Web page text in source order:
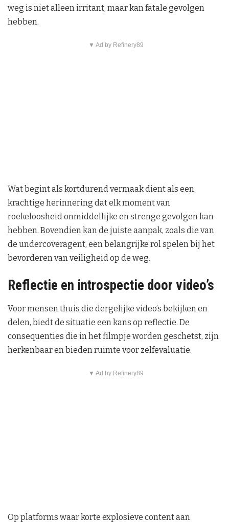
weg is niet alleen irritant, maar kan fatale gevolgen
hebben.
▼ Ad by Refinery89
Wat begint als kortdurend vermaak dient als een
krachtige herinnering dat elk moment van
roekeloosheid onmiddellijke en strenge gevolgen kan
hebben. Bovendien kan de juiste aanpak, zoals die van
de undercoveragent, een belangrijke rol spelen bij het
bevorderen van veiligheid op de weg.
Reflectie en introspectie door video’s
Voor mensen thuis die dergelijke video’s bekijken en
delen, biedt de situatie een kans op reflectie. De
consequenties die in het filmpje worden geschetst, zijn
herkenbaar en bieden ruimte voor zelfevaluatie.
▼ Ad by Refinery89
Op platforms waar korte explosieve content aan